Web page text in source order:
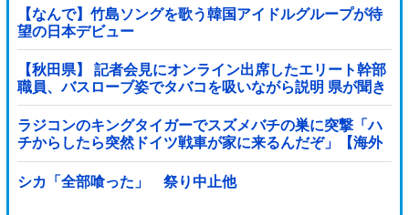
【なんで】竹島ソングを歌う韓国アイドルグループが待
望の日本デビュー
【秋田県】 記者会見にオンライン出席したエリート幹部
職員、バスローブ姿でタバコを吸いながら説明 県が聞き
取りへ
ラジコンのキングタイガーでスズメバチの巣に突撃「ハ
チからしたら突然ドイツ戦車が家に来るんだぞ」【海外
の反応】
シカ「全部喰った」 祭り中止他